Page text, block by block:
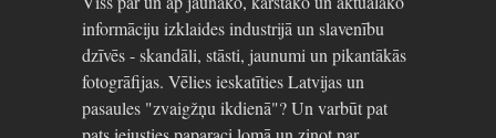
informāciju izklaides industrijā un slavenību
dzīvēs - skandāli, stāsti, jaunumi un pikantākās
fotogrāfijas. Vēlies ieskatīties Latvijas un
pasaules "zvaigžņu ikdienā"? Un varbūt pat